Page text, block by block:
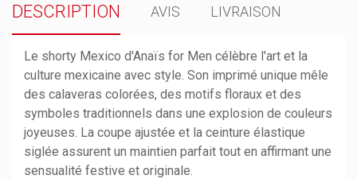
DESCRIPTION AVIS LIVRAISON
Le shorty Mexico d'Anaïs for Men célèbre l'art et la
culture mexicaine avec style. Son imprimé unique mêle
des calaveras colorées, des motifs floraux et des
symboles traditionnels dans une explosion de couleurs
joyeuses. La coupe ajustée et la ceinture élastique
siglée assurent un maintien parfait tout en affirmant une
sensualité festive et originale.